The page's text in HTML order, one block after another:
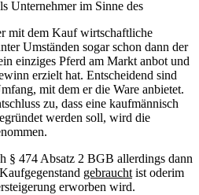
Unternehmer im Sinne des
mit dem Kauf wirtschaftliche
Umständen sogar schon dann der
einziges Pferd am Markt anbot und
erzielt hat. Entscheidend sind
mit dem er die Ware anbietet.
zu, dass eine kaufmännisch
werden soll, wird die
§ 474 Absatz 2 BGB allerdings dann
gebraucht ist oderim
erworben wird.